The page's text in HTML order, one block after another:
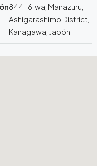
844-6 Iwa, Manazuru,
Ashigarashimo District,
Kanagawa, Japón